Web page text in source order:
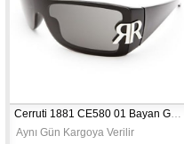
Cerruti 1881 CE580 01 Bayan Güneş Gözlüğü
Aynı Gün Kargoya Verilir